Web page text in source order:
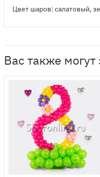
Цвет шаров: салатовый,
Вас также могут